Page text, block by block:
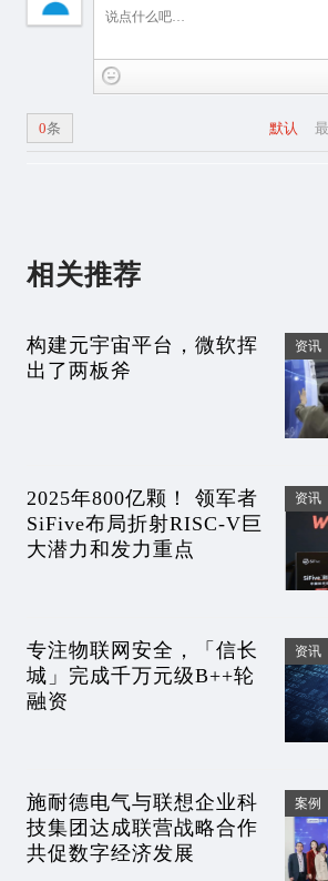
默认
0条
相关推荐
构建元宇宙平台，微软挥
出了两板斧
资讯
2025年800亿颗！ 领军者
SiFive布局折射RISC-V巨
大潜力和发力重点
资讯
专注物联网安全，「信长
城」完成千万元级B++轮
融资
资讯
施耐德电气与联想企业科
技集团达成联营战略合作
共促数字经济发展
案例